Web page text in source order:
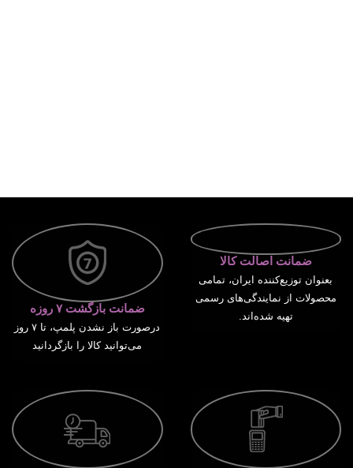
ضمانت اصالت کالا
بعنوان توزیع‌کننده ایران، تمامی
محصولات از نمایندگی‌های رسمی
تهیه شده‌اند.
ضمانت بازگشت ۷ روزه
درصورت باز نشدن پلمپ، تا ۷ روز
می‌توانید کالا را بازگردانید